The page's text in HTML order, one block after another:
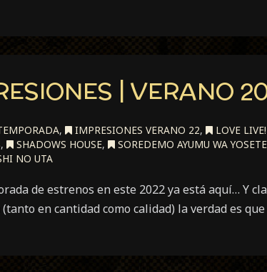
| VERANO
, IMPRESIONES VERANO 22, LOVE
, SHADOWS HOUSE, SOREDEMO AYUMU WA
NO UTA
de estrenos en este 2022 ya está aquí… Y
en cantidad como calidad) la verdad es